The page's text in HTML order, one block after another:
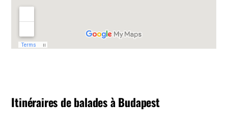
Itinéraires de balades à Budapest